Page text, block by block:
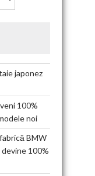
japonez
100%
noi
BMW
100%